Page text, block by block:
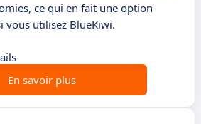
ce qui en fait une option
vous utilisez BlueKiwi.
En savoir plus